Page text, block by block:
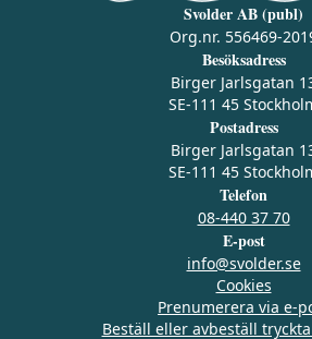
Svolder AB (publ)
Org.nr. 556469-
Besöksadress
Birger Jarlsgatan
SE-111 45
Postadress
Birger Jarlsgatan
SE-111 45
Telefon
08-440 37 70
E-post
info@svolder.se
Cookies
Prenumerera via
Beställ eller avbeställ